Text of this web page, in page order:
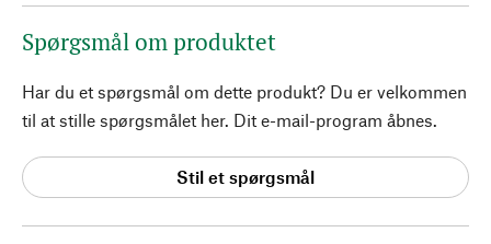
Spørgsmål om produktet
Har du et spørgsmål om dette produkt? Du er velkommen
til at stille spørgsmålet her. Dit e-mail-program åbnes.
Stil et spørgsmål